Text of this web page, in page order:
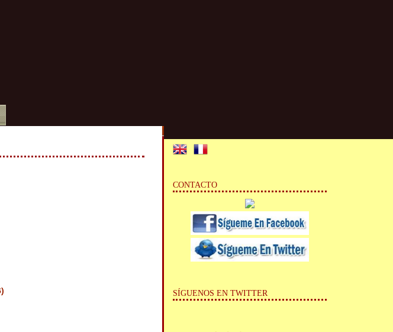
CONTACTO
SÍGUENOS EN TWITTER